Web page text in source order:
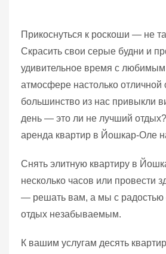
Прикоснуться к роскоши — не
Скрасить свои серые будни и
удивительное время с
атмосфере настолько отличной
большинство из нас привыкли
день — это ли не лучший
аренда квартир в Йошкар-Оле
Снять элитную квартиру в
несколько часов или провести
— решать вам, а мы с радостью
отдых незабываемым.
К вашим услугам десять